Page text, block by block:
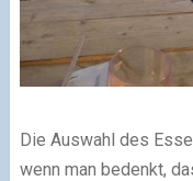
Die Auswahl des
wenn man bedenkt,